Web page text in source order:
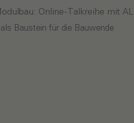
Online-Talkreihe mit
Baustein für die Bauwende